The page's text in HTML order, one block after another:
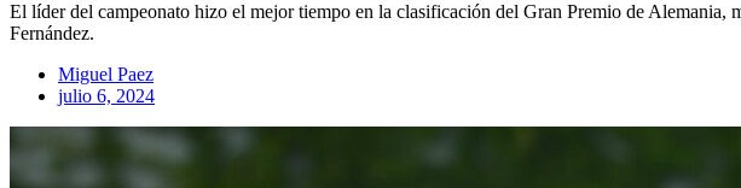
El líder del campeonato hizo el mejor tiempo en la clasificación del Gran Premio de
Fernández.
Miguel Paez
julio 6, 2024